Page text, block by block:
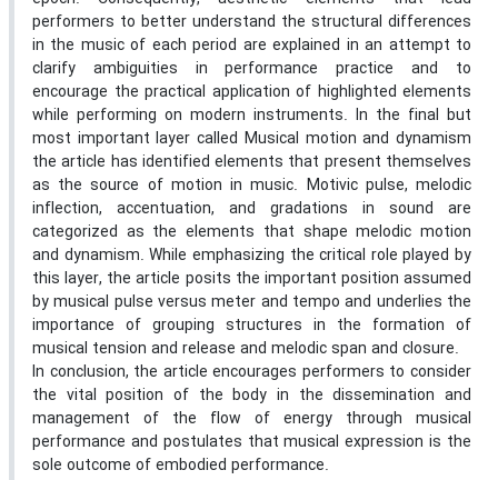
performers to better understand the structural differences
in the music of each period are explained in an attempt to
clarify ambiguities in performance practice and to
encourage the practical application of highlighted elements
while performing on modern instruments. In the final but
most important layer called Musical motion and dynamism
the article has identified elements that present themselves
as the source of motion in music. Motivic pulse, melodic
inflection, accentuation, and gradations in sound are
categorized as the elements that shape melodic motion
and dynamism. While emphasizing the critical role played by
this layer, the article posits the important position assumed
by musical pulse versus meter and tempo and underlies the
importance of grouping structures in the formation of
musical tension and release and melodic span and closure.
In conclusion, the article encourages performers to consider
the vital position of the body in the dissemination and
management of the flow of energy through musical
performance and postulates that musical expression is the
sole outcome of embodied performance.